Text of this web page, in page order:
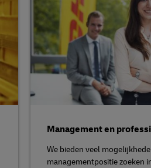
Management en
We bieden veel
managementpositie zoeken